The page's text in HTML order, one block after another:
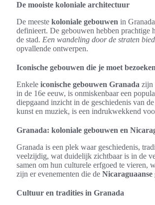
De mooiste koloniale architectuur
De meeste koloniale gebouwen in
definieert. De gebouwen hebben prachtige
de stad. Een wandeling door de straten
opvallende ontwerpen.
Iconische gebouwen die je moet bezoeken
Enkele iconische gebouwen Granada zijn
in de 16e eeuw, is onmiskenbaar een
diepgaand inzicht in de geschiedenis van
kunst en muziek, is een indrukwekkend
Granada: koloniale gebouwen en
Granada is een plek waar geschiedenis,
veelzijdig, wat duidelijk zichtbaar is in de
samen om hun culturele erfgoed te vieren,
zijn er evenementen die de Nicaraguaanse
Cultuur en tradities in Granada